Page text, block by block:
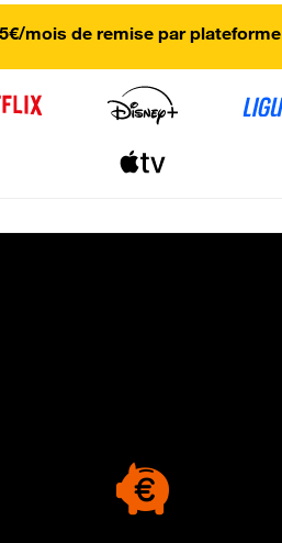
mois de remise par plateforme